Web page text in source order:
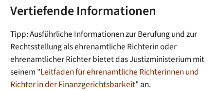
Vertiefende Informationen
Tipp: Ausführliche Informationen zur Berufung und zur
Rechtsstellung als ehrenamtliche Richterin oder
ehrenamtlicher Richter bietet das Justizministerium mit
seinem "Leitfaden für ehrenamtliche Richterinnen und
Richter in der Finanzgerichtsbarkeit" an.